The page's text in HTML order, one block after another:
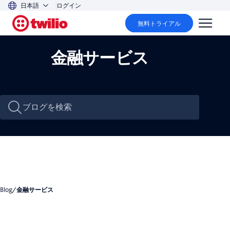
日本語 ログイン
無料トライアル
金融サービス
Blog/ 金融サービス